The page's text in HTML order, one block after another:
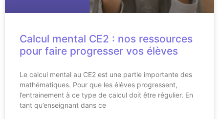
Calcul mental CE2 : nos ressources
pour faire progresser vos élèves
Le calcul mental au CE2 est une partie importante des
mathématiques. Pour que les élèves progressent,
l’entrainement à ce type de calcul doit être régulier. En
tant qu’enseignant dans ce